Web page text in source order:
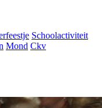
Schoolactiviteit
Mond Ckv